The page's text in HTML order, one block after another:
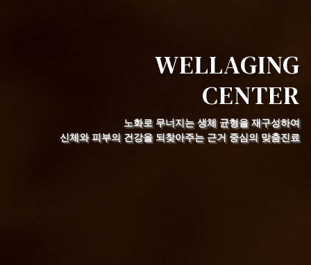
WELLAGING
CENTER
노화로 무너지는 생체 균형을 재구성하여
신체와 피부의 건강을 되찾아주는 근거 중심의 맞춤진료